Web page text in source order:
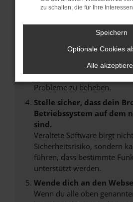
Manche Erweiterungen, wie
verhindern. Funktioniert die
anderen Browser oder in
Starte dein Gerät neu.
Das kann manchmal helfen,
Probleme zu beheben.
Stelle sicher, dass dein
Betriebssystem auf dem
sind.
Veraltete Software birgt
Sicherheitsrisiko, sondern
führen, dass bestimmte
unterstützt werden.
Wende dich an den
Wenn du alle oben
zu schalten, die für Ihre
Speichern
Optionale Cookies
Alle